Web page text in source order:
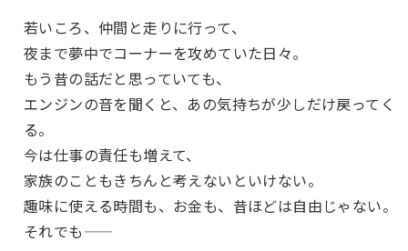
若いころ、仲間と走りに行って、
夜まで夢中でコーナーを攻めていた日々。
もう昔の話だと思っていても、
エンジンの音を聞くと、あの気持ちが少しだけ戻ってく
る。
今は仕事の責任も増えて、
家族のこともきちんと考えないといけない。
趣味に使える時間も、お金も、昔ほどは自由じゃない。
それでも——